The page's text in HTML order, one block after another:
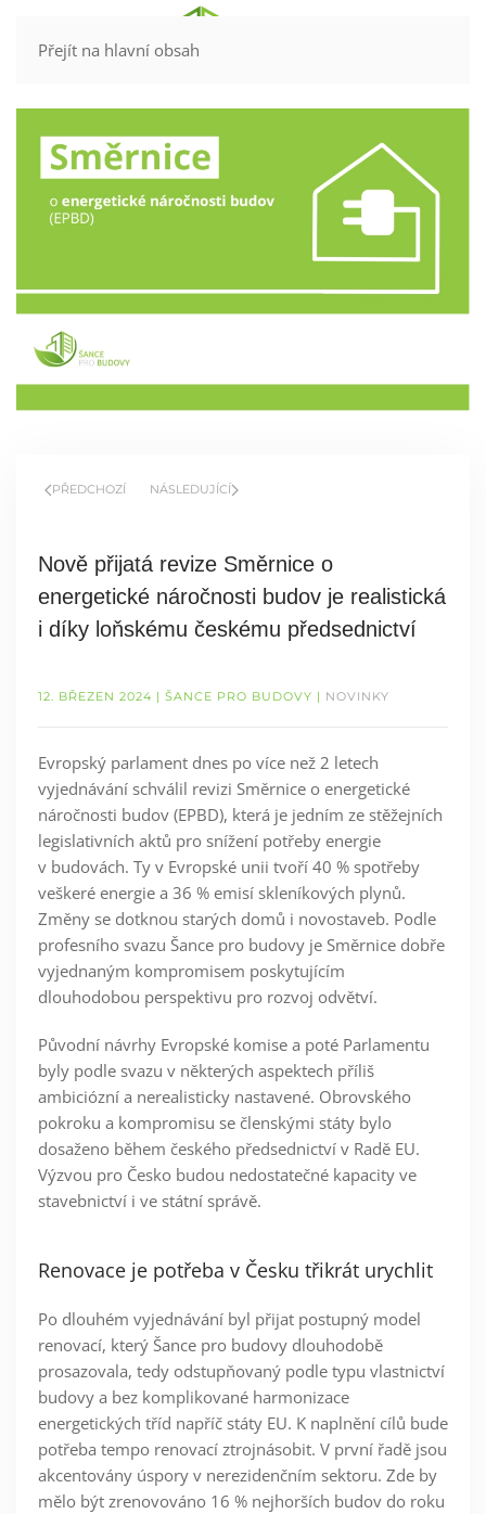
Přejít na hlavní obsah
PŘEDCHOZÍ NÁSLEDUJÍCÍ
Nově přijatá revize Směrnice o
energetické náročnosti budov je realistická
i díky loňskému českému předsednictví
12. BŘEZEN 2024 | ŠANCE PRO BUDOVY | NOVINKY
Evropský parlament dnes po více než 2 letech
vyjednávání schválil revizi Směrnice o energetické
náročnosti budov (EPBD), která je jedním ze stěžejních
legislativních aktů pro snížení potřeby energie
v budovách. Ty v Evropské unii tvoří 40 % spotřeby
veškeré energie a 36 % emisí skleníkových plynů.
Změny se dotknou starých domů i novostaveb. Podle
profesního svazu Šance pro budovy je Směrnice dobře
vyjednaným kompromisem poskytujícím
dlouhodobou perspektivu pro rozvoj odvětví.
Původní návrhy Evropské komise a poté Parlamentu
byly podle svazu v některých aspektech příliš
ambiciózní a nerealisticky nastavené. Obrovského
pokroku a kompromisu se členskými státy bylo
dosaženo během českého předsednictví v Radě EU.
Výzvou pro Česko budou nedostatečné kapacity ve
stavebnictví i ve státní správě.
Renovace je potřeba v Česku třikrát urychlit
Po dlouhém vyjednávání byl přijat postupný model
renovací, který Šance pro budovy dlouhodobě
prosazovala, tedy odstupňovaný podle typu vlastnictví
budovy a bez komplikované harmonizace
energetických tříd napříč státy EU. K naplnění cílů bude
potřeba tempo renovací ztrojnásobit. V první řadě jsou
akcentovány úspory v nerezidenčním sektoru. Zde by
mělo být zrenovováno 16 % nejhorších budov do roku